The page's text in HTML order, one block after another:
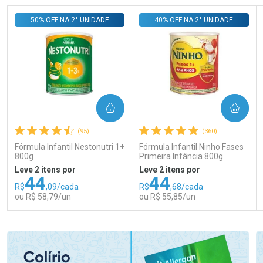
(95)
Fórmula Infantil Nestonutri 1+
800g
50% OFF NA 2° UNIDADE
Leve 2 itens por
R$44,09/cada
ou R$ 58,79/un
COMPRAR
(360)
Fórmula Infantil Ninho Fases
Primeira Infância 800g
40% OFF NA 2° UNIDADE
Leve 2 itens por
R$44,68/cada
ou R$ 55,85/un
COMPRAR
Laboratório
Por Menos